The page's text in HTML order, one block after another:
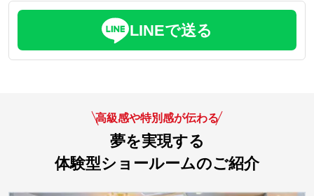
LINEで送る
高級感や特別感が伝わる
夢を実現する
体験型ショールームのご紹介